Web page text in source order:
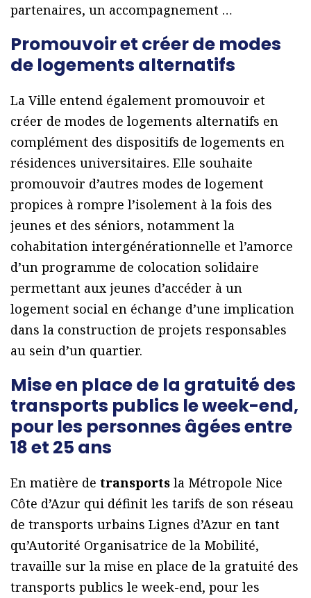
partenaires, un accompagnement …
Promouvoir et créer de modes
de logements alternatifs
La Ville entend également promouvoir et
créer de modes de logements alternatifs en
complément des dispositifs de logements en
résidences universitaires. Elle souhaite
promouvoir d’autres modes de logement
propices à rompre l’isolement à la fois des
jeunes et des séniors, notamment la
cohabitation intergénérationnelle et l’amorce
d’un programme de colocation solidaire
permettant aux jeunes d’accéder à un
logement social en échange d’une implication
dans la construction de projets responsables
au sein d’un quartier.
Mise en place de la gratuité des
transports publics le week-end,
pour les personnes âgées entre
18 et 25 ans
En matière de transports la Métropole Nice
Côte d’Azur qui définit les tarifs de son réseau
de transports urbains Lignes d’Azur en tant
qu’Autorité Organisatrice de la Mobilité,
travaille sur la mise en place de la gratuité des
transports publics le week-end, pour les